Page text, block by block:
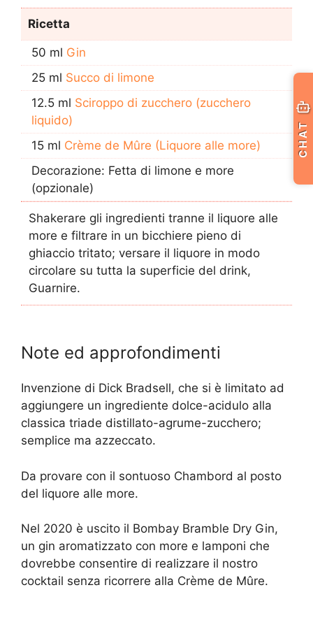
Ricetta
50 ml Gin
25 ml Succo di limone
12.5 ml Sciroppo di zucchero (zucchero
liquido)
15 ml Crème de Mûre (Liquore alle more)
Decorazione: Fetta di limone e more
(opzionale)
Shakerare gli ingredienti tranne il liquore alle
more e filtrare in un bicchiere pieno di
ghiaccio tritato; versare il liquore in modo
circolare su tutta la superficie del drink,
Guarnire.
Note ed approfondimenti
Invenzione di Dick Bradsell, che si è limitato ad
aggiungere un ingrediente dolce-acidulo alla
classica triade distillato-agrume-zucchero;
semplice ma azzeccato.
Da provare con il sontuoso Chambord al posto
del liquore alle more.
Nel 2020 è uscito il Bombay Bramble Dry Gin,
un gin aromatizzato con more e lamponi che
dovrebbe consentire di realizzare il nostro
cocktail senza ricorrere alla Crème de Mûre.
CHAT